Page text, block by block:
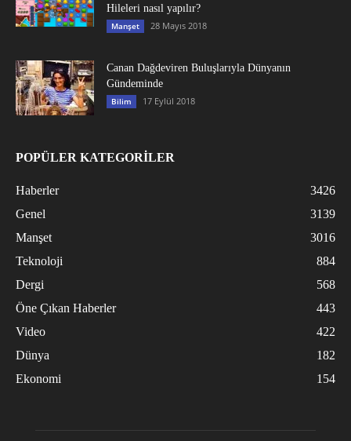
Hileleri nasıl yapılır?
Manşet 28 Mayıs 2018
Canan Dağdeviren Buluşlarıyla Dünyanın
Gündeminde
Bilim 17 Eylül 2018
POPÜLER KATEGORİLER
Haberler
3426
Genel
3139
Manşet
3016
Teknoloji
884
Dergi
568
Öne Çıkan Haberler
443
Video
422
Dünya
182
Ekonomi
154